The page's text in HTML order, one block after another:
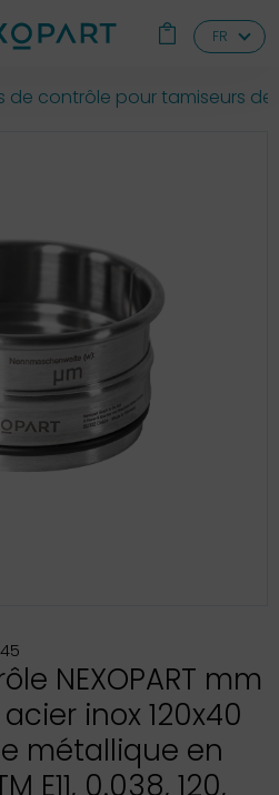
FR
de contrôle pour tamiseurs
NEXOPART mm
inox 120x40
métallique en
E11, 0.038, 120,